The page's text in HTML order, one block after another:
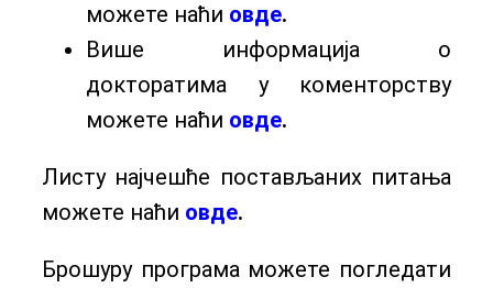
можете наћи овде.
Више информација о
докторатима у коменторству
можете наћи овде.
Листу најчешће постављаних питања
можете наћи овде.
Брошуру програма можете погледати